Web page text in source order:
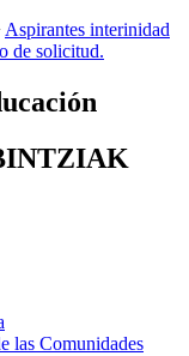
Aspirantes interinidad
de solicitud.
las Comunidades